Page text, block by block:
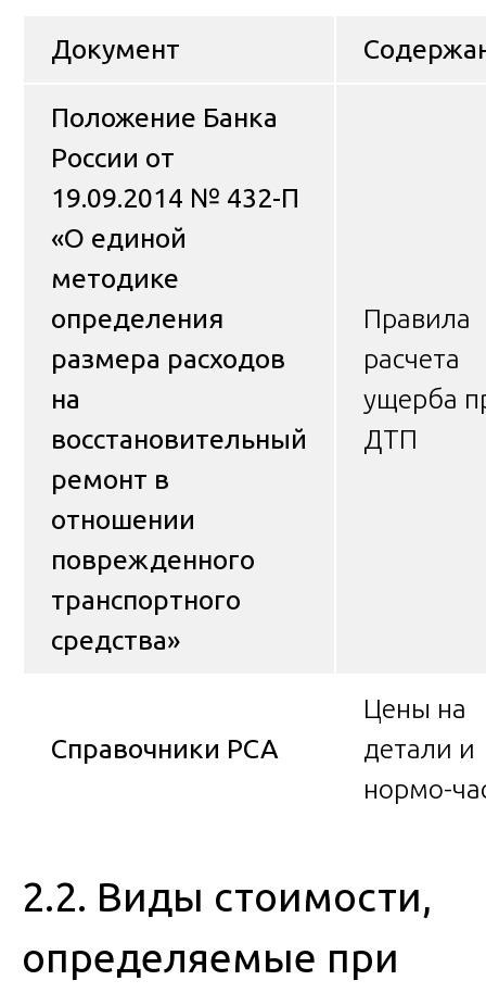
Документ
Положение Банка
России от
19.09.2014 № 432-П
«О единой
методике
определения
размера расходов
на
восстановительный
ремонт в
отношении
поврежденного
транспортного
средства»
Правила
расчета
ущерба
ДТП
Справочники РСА
Цены на
детали и
нормо-
2.2. Виды стоимости,
определяемые при